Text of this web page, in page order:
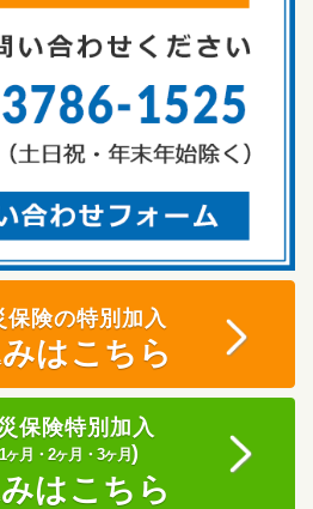
保険の特別加入
はこちら
保険特別加入
1ヶ月・2ヶ月・3ヶ月)
はこちら